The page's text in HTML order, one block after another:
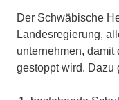
Der Schwäbische
Landesregierung,
unternehmen,
gestoppt wird. Dazu